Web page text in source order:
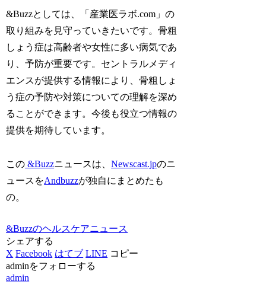
&Buzzとしては、「産業医ラボ.com」の
取り組みを見守っていきたいです。骨粗
しょう症は高齢者や女性に多い病気であ
り、予防が重要です。セントラルメディ
エンスが提供する情報により、骨粗しょ
う症の予防や対策についての理解を深め
ることができます。今後も役立つ情報の
提供を期待しています。
この &Buzzニュースは、Newscast.jpのニ
ュースをAndbuzzが独自にまとめたも
の。
&Buzzのヘルスケアニュース
シェアする
X Facebook はてブ LINE コピー
adminをフォローする
admin